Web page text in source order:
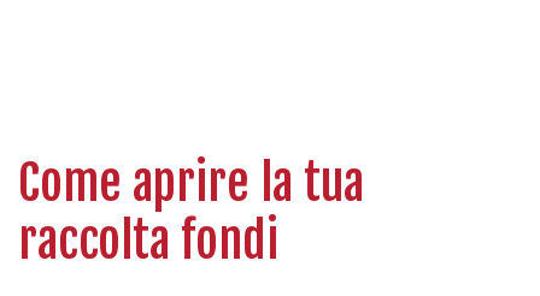
Come aprire la tua
raccolta fondi